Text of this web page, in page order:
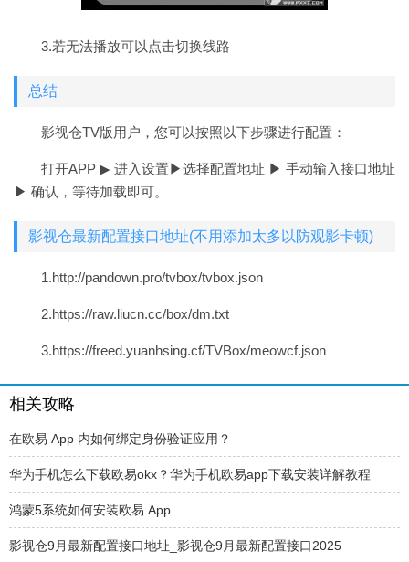
3.若无法播放可以点击切换线路
总结
影视仓TV版用户，您可以按照以下步骤进行配置：
打开APP ▶ 进入设置▶选择配置地址 ▶ 手动输入接口地址
▶ 确认，等待加载即可。
影视仓最新配置接口地址(不用添加太多以防观影卡顿)
1.http://pandown.pro/tvbox/tvbox.json
2.https://raw.liucn.cc/box/dm.txt
3.https://freed.yuanhsing.cf/TVBox/meowcf.json
相关攻略
在欧易 App 内如何绑定身份验证应用？
华为手机怎么下载欧易okx？华为手机欧易app下载安装详解教程
鸿蒙5系统如何安装欧易 App
影视仓9月最新配置接口地址_影视仓9月最新配置接口2025